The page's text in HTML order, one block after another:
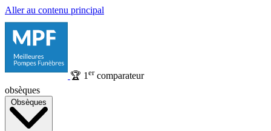
Aller au contenu principal
🏆 1 ercomparateur
obsèques
Obsèques